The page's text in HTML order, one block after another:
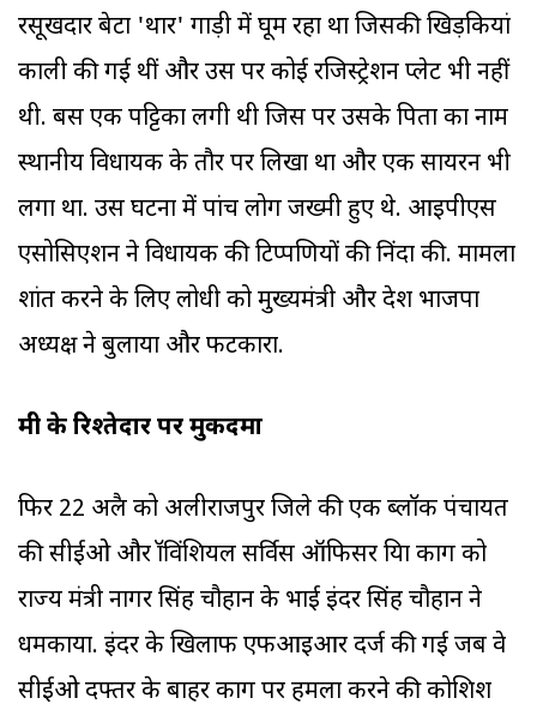
रसूखदार बेटा 'थार' गाड़ी में घूम रहा था जिसकी खिड़कियां
काली की गई थीं और उस पर कोई रजिस्ट्रेशन प्लेट भी नहीं
थी. बस एक पट्टिका लगी थी जिस पर उसके पिता का नाम
स्थानीय विधायक के तौर पर लिखा था और एक सायरन भी
लगा था. उस घटना में पांच लोग जख्मी हुए थे. आइपीएस
एसोसिएशन ने विधायक की टिप्पणियों की निंदा की. मामला
शांत करने के लिए लोधी को मुख्यमंत्री और प्रदेश भाजपा
अध्यक्ष ने बुलाया और फटकारा.
मंत्री के रिश्तेदार पर मुकदमा
फिर 22 अप्रैल को अलीराजपुर जिले की एक ब्लॉक पंचायत
की सीईओ और प्रॉविंशियल सर्विस ऑफिसर प्रिया काग को
राज्य मंत्री नागर सिंह चौहान के भाई इंदर सिंह चौहान ने
धमकाया. इंदर के खिलाफ एफआइआर दर्ज की गई जब वे
सीईओ दफ्तर के बाहर काग पर हमला करने की कोशिश